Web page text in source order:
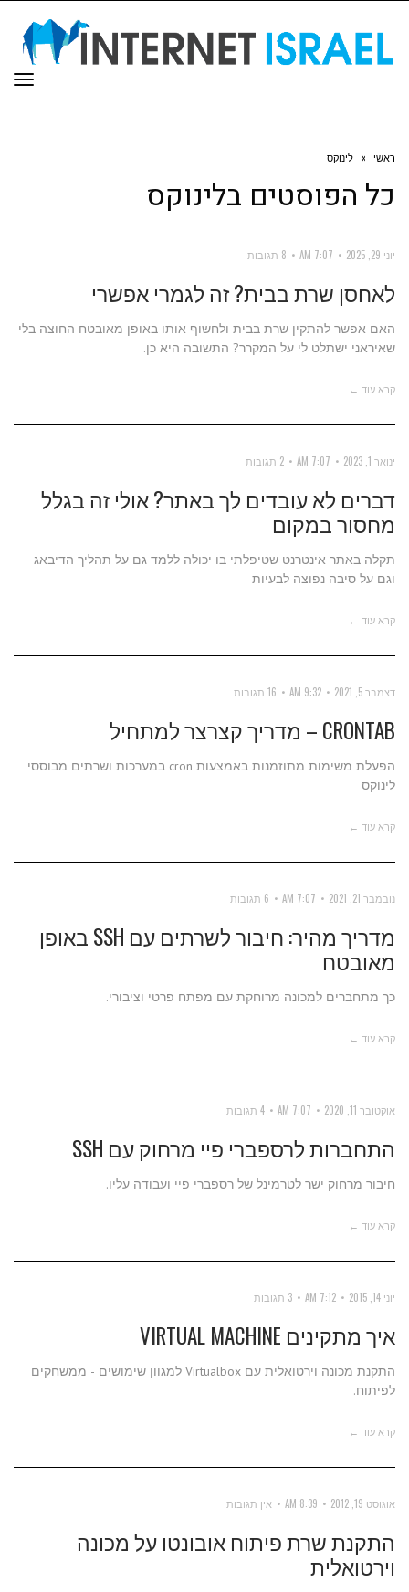
ראשי » לינוקס
כל הפוסטים בלינוקס
יוני 29, 2025 7:07 AM 8 תגובות
לאחסן שרת בבית? זה לגמרי אפשרי
האם אפשר להתקין שרת בבית ולחשוף אותו באופן מאובטח החוצה בלי
שאיראני ישתלט לי על המקרר? התשובה היא כן.
קרא עוד ←
ינואר 1, 2023 7:07 AM 2 תגובות
דברים לא עובדים לך באתר? אולי זה בגלל
מחסור במקום
תקלה באתר אינטרנט שטיפלתי בו יכולה ללמד גם על תהליך הדיבאג
וגם על סיבה נפוצה לבעיות
קרא עוד ←
דצמבר 5, 2021 9:32 AM 16 תגובות
CRONTAB – מדריך קצרצר למתחיל
הפעלת משימות מתוזמנות באמצעות cron במערכות ושרתים מבוססי
לינוקס
קרא עוד ←
נובמבר 21, 2021 7:07 AM 6 תגובות
מדריך מהיר: חיבור לשרתים עם SSH באופן
מאובטח
כך מתחברים למכונה מרוחקת עם מפתח פרטי וציבורי.
קרא עוד ←
אוקטובר 11, 2020 7:07 AM 4 תגובות
התחברות לרספברי פיי מרחוק עם SSH
חיבור מרחוק ישר לטרמינל של רספברי פיי ועבודה עליו.
קרא עוד ←
יוני 14, 2015 7:12 AM 3 תגובות
איך מתקינים VIRTUAL MACHINE
התקנת מכונה וירטואלית עם Virtualbox למגוון שימושים - ממשחקים
לפיתוח.
קרא עוד ←
אוגוסט 19, 2012 8:39 AM אין תגובות
התקנת שרת פיתוח אובונטו על מכונה
וירטואלית